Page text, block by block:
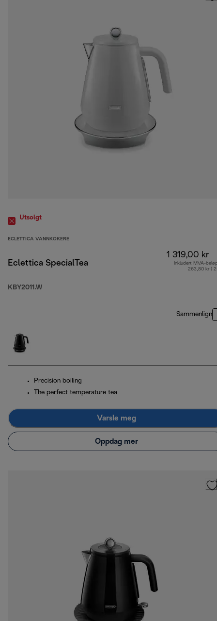
Utsolgt
ECLETTICA VANNKOKERE
Eclettica SpecialTea
KBY2011.W
1 319,00 kr
Inkludert MVA-
263,80 kr (
Sammenlign
Precision boiling
The perfect temperature tea
Varsle meg
Oppdag mer